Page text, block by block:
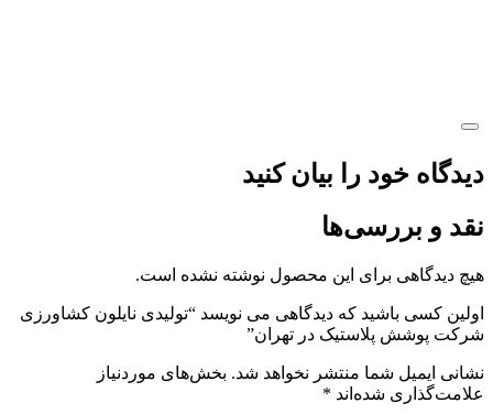
را بیان کنید
برای این محصول نوشته نشده است.
که دیدگاهی می نویسد “تولیدی نایلون کشاورزی
در تهران”
منتشر نخواهد شد. بخش‌های موردنیاز
*